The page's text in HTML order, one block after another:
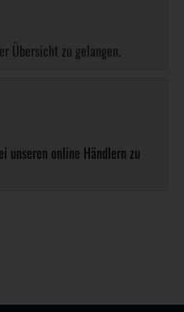
Übersicht zu gelangen.
unseren online Händlern zu